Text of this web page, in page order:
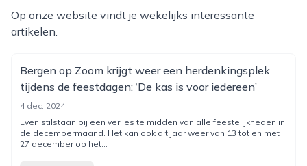
Op onze website vindt je wekelijks interessante
artikelen.
Bergen op Zoom krijgt weer een herdenkingsplek
tijdens de feestdagen: ‘De kas is voor iedereen’
4 dec. 2024
Even stilstaan bij een verlies te midden van alle feestelijkheden in
de decembermaand. Het kan ook dit jaar weer van 13 tot en met
27 december op het...